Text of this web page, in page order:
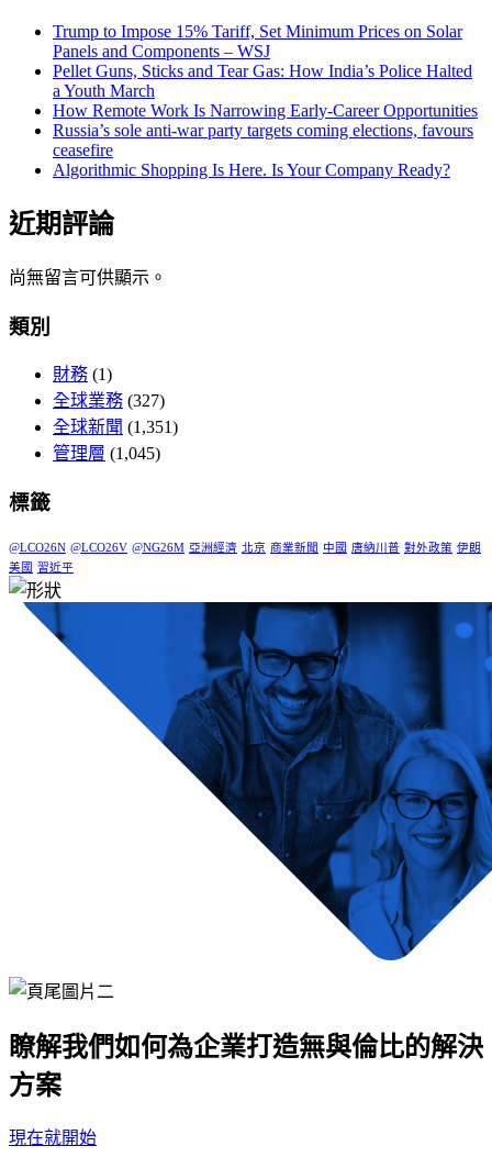
Trump to Impose 15% Tariff, Set Minimum Prices on Solar
Panels and Components – WSJ
Pellet Guns, Sticks and Tear Gas: How India’s Police Halted
a Youth March
How Remote Work Is Narrowing Early-Career Opportunities
Russia’s sole anti-war party targets coming elections, favours
ceasefire
Algorithmic Shopping Is Here. Is Your Company Ready?
近期評論
尚無留言可供顯示。
類別
財務 (1)
全球業務 (327)
全球新聞 (1,351)
管理層 (1,045)
標籤
@LCO26N @LCO26V @NG26M 亞洲經濟 北京 商業新聞 中國 唐納川普 對外政策 伊朗
美國 習近平
瞭解我們如何為企業打造無與倫比的解決
方案
現在就開始